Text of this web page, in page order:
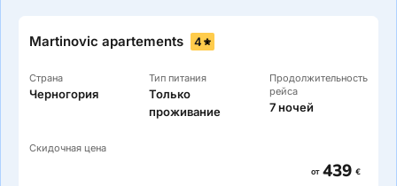
Martinovic apartements 4
Страна
Черногория
Тип питания
Только
проживание
Продолжительность
рейса
7 ночей
Скидочная цена
от 439 €